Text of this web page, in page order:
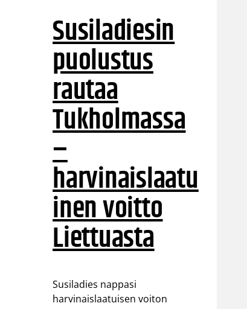
Susiladiesin
puolustus
rautaa
Tukholmassa
–
harvinaislaatu
inen voitto
Liettuasta
Susiladies nappasi
harvinaislaatuisen voiton